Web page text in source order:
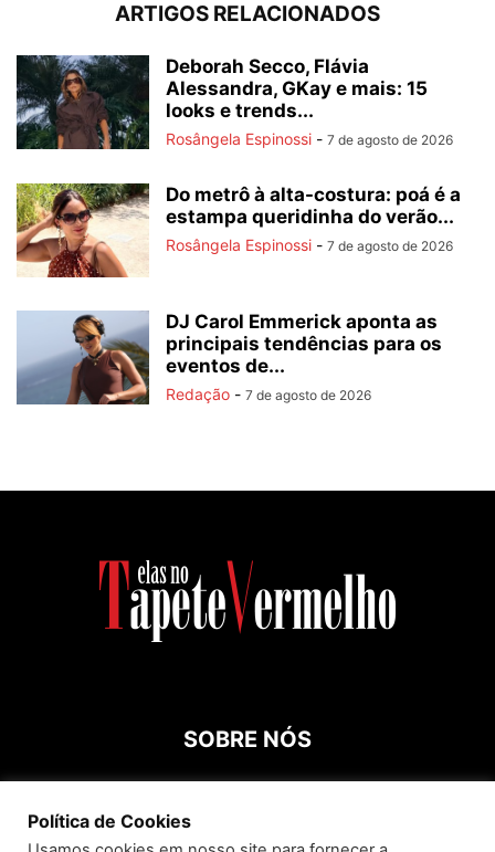
ARTIGOS RELACIONADOS
Deborah Secco, Flávia
Alessandra, GKay e mais: 15
looks e trends...
Rosângela Espinossi - 7 de agosto de 2026
Do metrô à alta-costura: poá é a
estampa queridinha do verão...
Rosângela Espinossi - 7 de agosto de 2026
DJ Carol Emmerick aponta as
principais tendências para os
eventos de...
Redação - 7 de agosto de 2026
SOBRE NÓS
Contato:
Política de Cookies